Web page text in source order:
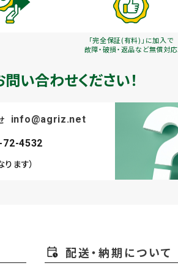
「完全保証(有料)」に加入で
故障・破損・返品など無償対応
い合わせください！
info@agriz.net
72-4532
ます）
配送・納期について